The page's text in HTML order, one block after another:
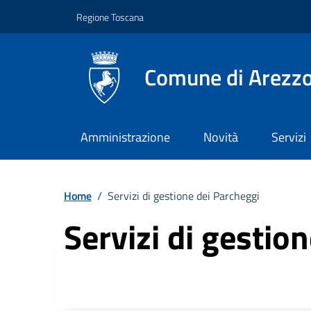
Regione Toscana
Comune di
Amministrazione Novità Servizi
Home / Servizi di gestione dei Parcheggi
Servizi di